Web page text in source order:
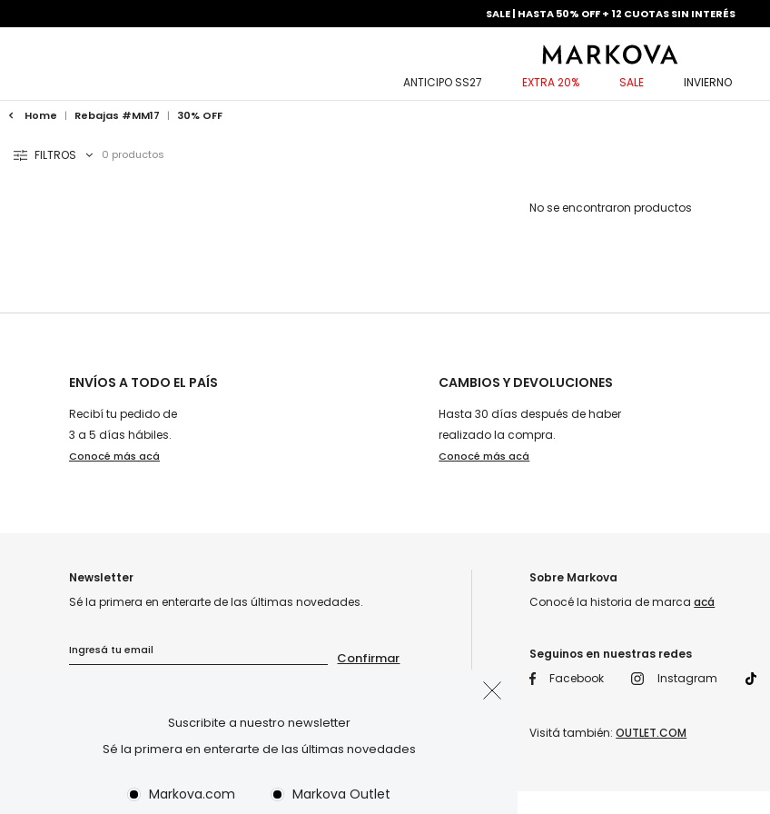
SALE | HASTA 50% OFF + 12 CUOTAS SIN INTERÉS
ANTICIPO SS27 EXTRA 20% SALE INVIERNO
Home | Rebajas #MM17 | 30% OFF
FILTROS 0 productos
No se encontraron productos
ENVÍOS A TODO EL PAÍS
Recibí tu pedido de
3 a 5 días hábiles.
Conocé más acá
CAMBIOS Y DEVOLUCIONES
Hasta 30 días después de haber
realizado la compra.
Conocé más acá
Newsletter
Sé la primera en enterarte de las últimas novedades.
Sobre Markova
Conocé la historia de marcaacá
Seguinos en nuestras redes
Facebook
Instagram
Visitá también:OUTLET.COM
Suscribite a nuestro newsletter
Sé la primera en enterarte de las últimas novedades
Markova.com Markova Outlet